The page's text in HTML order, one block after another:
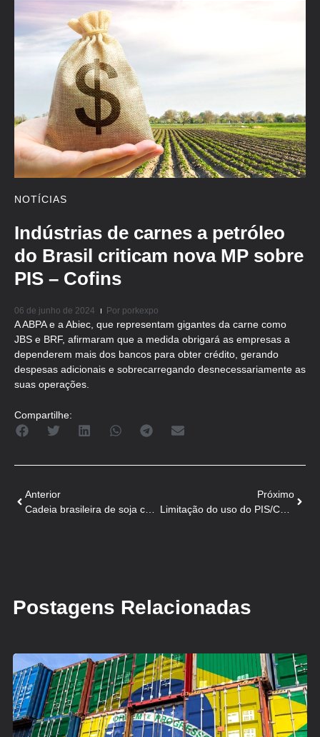
NOTÍCIAS
Indústrias de carnes a petróleo
do Brasil criticam nova MP sobre
PIS – Cofins
06 de junho de 2024 Por porkexpo
A ABPA e a Abiec, que representam gigantes da carne como
JBS e BRF, afirmaram que a medida obrigará as empresas a
dependerem mais dos bancos para obter crédito, gerando
despesas adicionais e sobrecarregando desnecessariamente as
suas operações.
Compartilhe:
Anterior
Próximo
Limitação do uso do PIS/Cofins pode custar R$ 10 bilhões ao ano para o Agronegócio
Postagens Relacionadas